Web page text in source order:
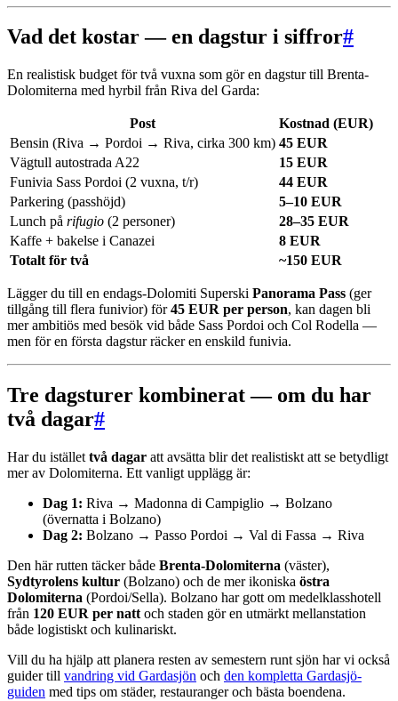
Vad det kostar — en dagstur i siffror#
En realistisk budget för två vuxna som gör en dagstur till Brenta-
Dolomiterna med hyrbil från Riva del Garda:
Post
Kostnad (EUR)
Bensin (Riva → Pordoi → Riva, cirka 300 km) 45 EUR
Vägtull autostrada A22
15 EUR
Funivia Sass Pordoi (2 vuxna, t/r)
44 EUR
Parkering (passhöjd)
5–10 EUR
Lunch på rifugio (2 personer)
28–35 EUR
Kaffe + bakelse i Canazei
8 EUR
Totalt för två
~150 EUR
Lägger du till en endags-Dolomiti Superski Panorama Pass (ger
tillgång till flera funivior) för45 EUR per person, kan dagen bli
mer ambitiös med besök vid både Sass Pordoi och Col Rodella —
men för en första dagstur räcker en enskild funivia.
Tre dagsturer kombinerat — om du har
två dagar#
Har du istället två dagar att avsätta blir det realistiskt att se betydligt
mer av Dolomiterna. Ett vanligt upplägg är:
Dag 1: Riva → Madonna di Campiglio → Bolzano
(övernatta i Bolzano)
Dag 2: Bolzano → Passo Pordoi → Val di Fassa → Riva
Den här rutten täcker både Brenta-Dolomiterna (väster),
Sydtyrolens kultur (Bolzano) och de mer ikoniska östra
Dolomiterna (Pordoi/Sella). Bolzano har gott om medelklasshotell
från 120 EUR per natt och staden gör en utmärkt mellanstation
både logistiskt och kulinariskt.
Vill du ha hjälp att planera resten av semestern runt sjön har vi också
guider till vandring vid Gardasjön och den kompletta Gardasjö-
guiden med tips om städer, restauranger och bästa boendena.